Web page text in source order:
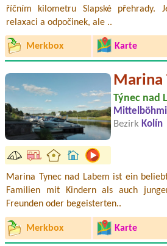
říčním kilometru Slapské přehrady.
relaxaci a odpočinek, ale ..
Merkbox Karte
Marina
Týnec nad
Bezirk Kolín
Marina Tynec nad Labem ist ein
Familien mit Kindern als auch
Freunden oder begeisterten..
Merkbox Karte